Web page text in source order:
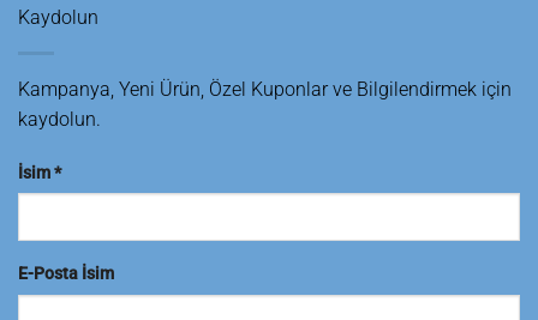
Kaydolun
Kampanya, Yeni Ürün, Özel Kuponlar ve Bilgilendirmek için
kaydolun.
İsim*
E-Posta İsim